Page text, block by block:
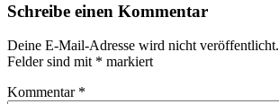
Schreibe einen Kommentar
Deine E-Mail-Adresse wird nicht veröffentlicht.
Felder sind mit * markiert
Kommentar *